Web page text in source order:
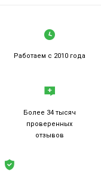
Работаем с 2010 года
Более 34 тысяч
проверенных
отзывов